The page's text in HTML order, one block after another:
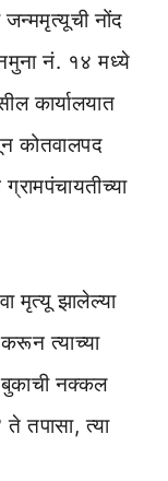
जन्ममृत्यूची नोंद
नमुना नं. १४ मध्ये
कार्यालयात
कोतवालपद
मृत्यू झालेल्या
त्याच्या
बुकाची नक्कल
तपासा, त्या